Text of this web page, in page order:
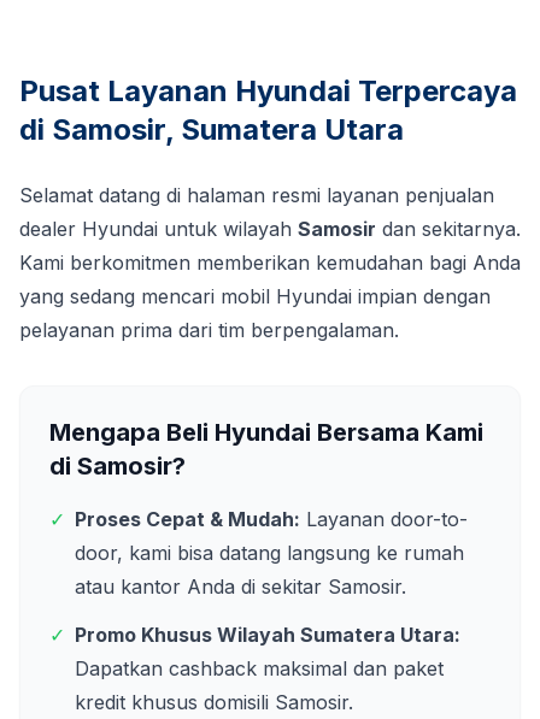
Pusat Layanan Hyundai Terpercaya
di Samosir, Sumatera Utara
Selamat datang di halaman resmi layanan penjualan
dealer Hyundai untuk wilayah Samosir dan sekitarnya.
Kami berkomitmen memberikan kemudahan bagi Anda
yang sedang mencari mobil Hyundai impian dengan
pelayanan prima dari tim berpengalaman.
Mengapa Beli Hyundai Bersama Kami
di Samosir?
✓ Proses Cepat & Mudah: Layanan door-to-
door, kami bisa datang langsung ke rumah
atau kantor Anda di sekitar Samosir.
✓ Promo Khusus Wilayah Sumatera Utara:
Dapatkan cashback maksimal dan paket
kredit khusus domisili Samosir.